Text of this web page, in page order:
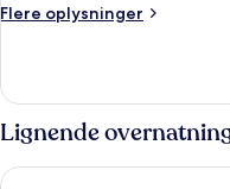
Flere oplysninger
Flere
Lignende
Paloma Beach Apartments